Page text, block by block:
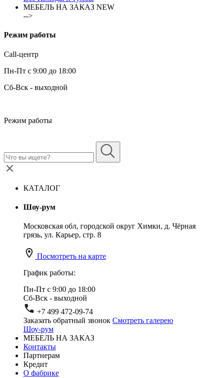
МЕБЕЛЬ НА ЗАКАЗ NEW
-->
Режим работы
Call-центр
Пн-Пт с 9:00 до 18:00
Сб-Вск - выходной
Режим работы
КАТАЛОГ
Шоу-рум
Московская обл, городской округ Химки, д. Чёрная
грязь, ул. Карьер, стр. 8
Посмотреть на карте
График работы:
Пн-Пт с 9:00 до 18:00
Сб-Вск - выходной
+7 499 472-09-74
Заказать обратный звонок Смотреть галерею
Шоу-рум
МЕБЕЛЬ НА ЗАКАЗ
Контакты
Партнерам
Кредит
О фабрике